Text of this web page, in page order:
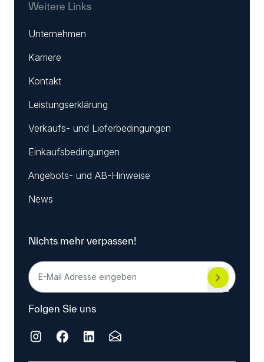
Weitere Links
Unternehmen
Karriere
Kontakt
Leistungserklärung
Verkaufs- und Lieferbedingungen
Einkaufsbedingungen
Angebots- und AB-Hinweise
News
Nichts mehr verpassen!
Folgen Sie uns